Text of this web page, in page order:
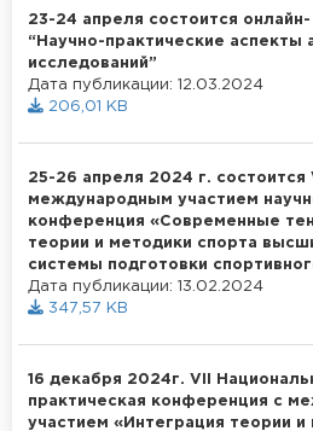
23-24 апреля состоится
“Научно-практические аспекты
исследований”
Дата публикации: 12.03.2024
206,01 KB
25-26 апреля 2024 г. состоится
международным участием
конференция «Современные
теории и методики спорта
системы подготовки
Дата публикации: 13.02.2024
347,57 KB
16 декабря 2024г. VII
практическая конференция с
участием «Интеграция теории